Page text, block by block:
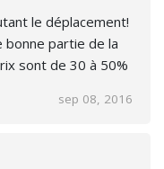
le déplacement!
bonne partie de la
sont de 30 à 50%
sep 08, 2016